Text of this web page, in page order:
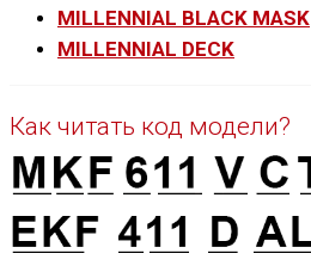
MILLENNIAL BLACK MASK
MILLENNIAL DECK
Как читать код модели?